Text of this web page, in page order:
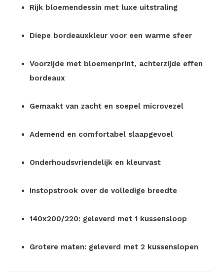
Rijk bloemendessin met luxe uitstraling
Diepe bordeauxkleur voor een warme sfeer
Voorzijde met bloemenprint, achterzijde effen
bordeaux
Gemaakt van zacht en soepel microvezel
Ademend en comfortabel slaapgevoel
Onderhoudsvriendelijk en kleurvast
Instopstrook over de volledige breedte
140x200/220: geleverd met 1 kussensloop
Grotere maten: geleverd met 2 kussenslopen